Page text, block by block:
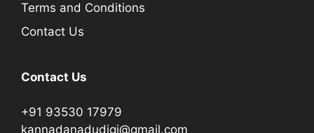
Terms and Conditions
Contact Us
Contact Us
+91 93530 17979
kannadanadudigi@gmail.com